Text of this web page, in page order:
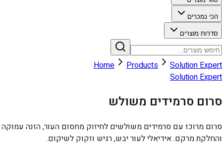
הכי נמכרים
סדרות מוצרים
Home Products
Solution Expert
Solution Expert
סרום סרמידים משולש
סרום מרוכז עם סרמידים משולשים לחיזוק מחסום העור, הזנה עמוקה
והחלקת מרקם. אידיאלי לעור יבש, רגיש וזקוק לשיקום.